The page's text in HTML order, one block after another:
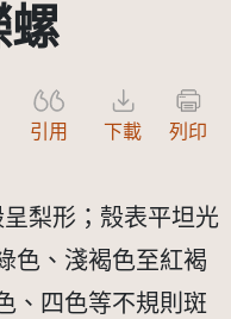
螺
TW +)
引用 下載 列印
梨形；殼表平坦光
色、淺褐色至紅褐
、四色等不規則斑